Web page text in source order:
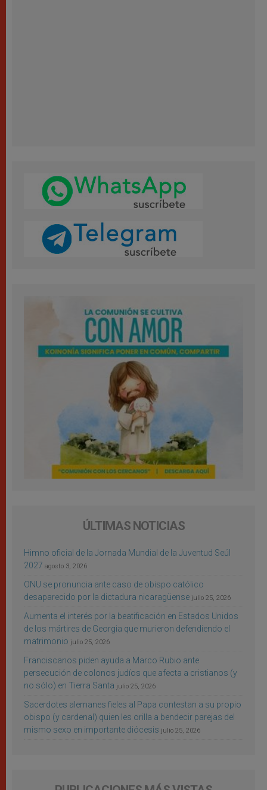
ÚLTIMAS NOTICIAS
Himno oficial de la Jornada Mundial de la Juventud Seúl
2027 agosto 3, 2026
ONU se pronuncia ante caso de obispo católico
desaparecido por la dictadura nicaragüense julio 25, 2026
Aumenta el interés por la beatificación en Estados Unidos
de los mártires de Georgia que murieron defendiendo el
matrimonio julio 25, 2026
Franciscanos piden ayuda a Marco Rubio ante
persecución de colonos judíos que afecta a cristianos (y
no sólo) en Tierra Santa julio 25, 2026
Sacerdotes alemanes fieles al Papa contestan a su propio
obispo (y cardenal) quien les orilla a bendecir parejas del
mismo sexo en importante diócesis julio 25, 2026